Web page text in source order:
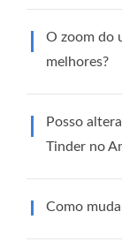
O zoom do
melhores?
Posso
Tinder no
Como